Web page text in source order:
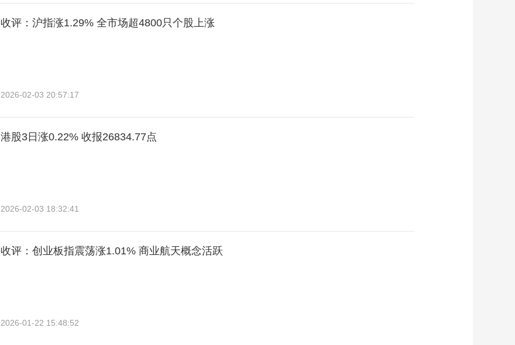
收评：沪指涨1.29% 全市场超4800只个股上涨
2026-02-03 20:57:17
港股3日涨0.22% 收报26834.77点
2026-02-03 18:32:41
收评：创业板指震荡涨1.01% 商业航天概念活跃
2026-01-22 15:48:52